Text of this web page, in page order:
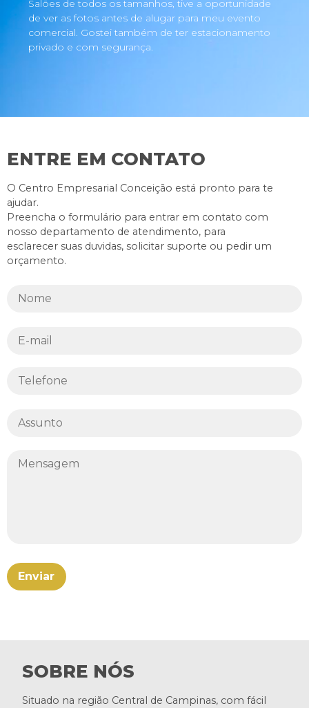
Salões de todos os tamanhos, tive a oportunidade
de ver as fotos antes de alugar para meu evento
comercial. Gostei também de ter estacionamento
privado e com segurança.
ENTRE EM CONTATO
O Centro Empresarial Conceição está pronto para te
ajudar.
Preencha o formulário para entrar em contato com
nosso departamento de atendimento, para
esclarecer suas duvidas, solicitar suporte ou pedir um
orçamento.
SOBRE NÓS
Situado na região Central de Campinas, com fácil